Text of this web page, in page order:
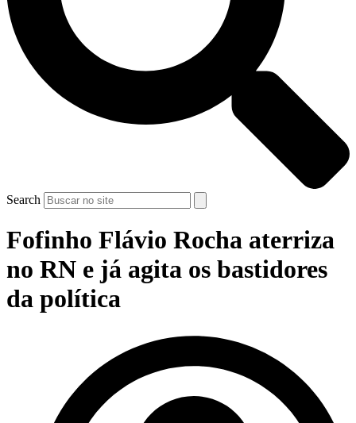
Search
Fofinho Flávio Rocha aterriza
no RN e já agita os bastidores
da política